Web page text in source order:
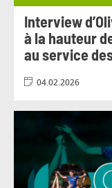
Interview
à la hauteur
au service
04.02.2026